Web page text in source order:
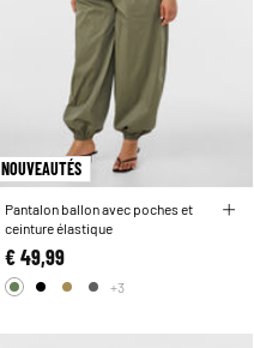
NOUVEAUTÉS
Pantalon ballon avec poches et
ceinture élastique
€ 49,99
+3